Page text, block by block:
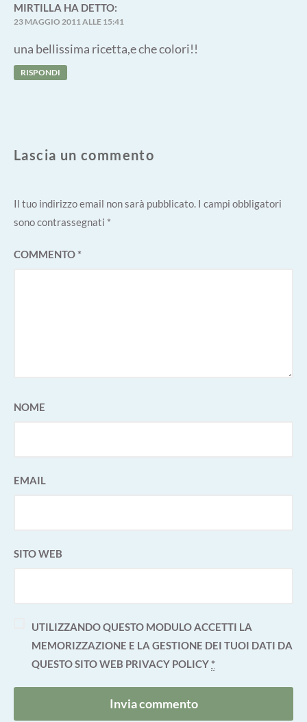
MIRTILLA HA DETTO:
23 MAGGIO 2011 ALLE 15:41
una bellissima ricetta,e che colori!!
RISPONDI
Lascia un commento
Il tuo indirizzo email non sarà pubblicato. I campi obbligatori
sono contrassegnati *
COMMENTO*
NOME
EMAIL
SITO WEB
UTILIZZANDO QUESTO MODULO ACCETTI LA
MEMORIZZAZIONE E LA GESTIONE DEI TUOI DATI DA
QUESTO SITO WEB PRIVACY POLICY*